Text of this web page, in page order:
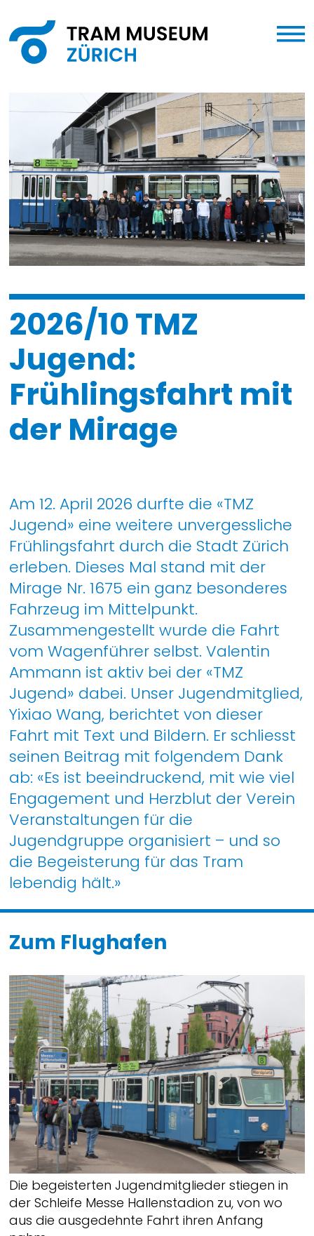
2026/10 TMZ
Jugend:
Frühlingsfahrt mit
der Mirage
Am 12. April 2026 durfte die «TMZ
Jugend» eine weitere unvergessliche
Frühlingsfahrt durch die Stadt Zürich
erleben. Dieses Mal stand mit der
Mirage Nr. 1675 ein ganz besonderes
Fahrzeug im Mittelpunkt.
Zusammengestellt wurde die Fahrt
vom Wagenführer selbst. Valentin
Ammann ist aktiv bei der «TMZ
Jugend» dabei. Unser Jugendmitglied,
Yixiao Wang, berichtet von dieser
Fahrt mit Text und Bildern. Er schliesst
seinen Beitrag mit folgendem Dank
ab: «Es ist beeindruckend, mit wie viel
Engagement und Herzblut der Verein
Veranstaltungen für die
Jugendgruppe organisiert – und so
die Begeisterung für das Tram
lebendig hält.»
Zum Flughafen
Die begeisterten Jugendmitglieder stiegen in
der Schleife Messe Hallenstadion zu, von wo
aus die ausgedehnte Fahrt ihren Anfang